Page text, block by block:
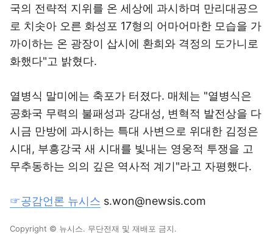
국의 전략적 지위를 온 세상에 과시하며 만리대공으
로 치솟아 오른 화성포 17형의 어마어마한 모습을 가
까이하는 온 광장이 삽시에 환희와 격정의 도가니로
화했다"고 밝혔다.
열병식 말미에는 축포가 터졌다. 매체는 "열병식은
공화국 무력의 불패성과 강대성, 변혁적 발전상을 다
시금 만방에 과시하는 특대 사변으로 위대한 김정은
시대, 부흥강국 새 시대를 빛내는 영웅적 투쟁을 고
무추동하는 의의 깊은 역사적 계기"라고 자평했다.
☞공감언론 뉴시스 s.won@newsis.com
Copyright © 뉴시스. 무단전재 및 재배포 금지.